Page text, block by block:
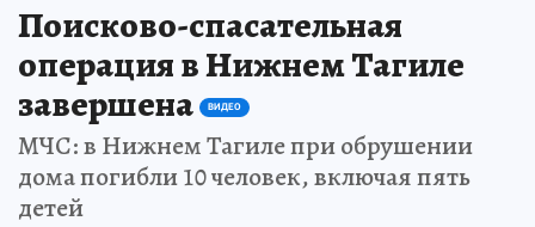
Поисково-спасательная
операция в Нижнем Тагиле
завершена
ВИДЕО
МЧС: в Нижнем Тагиле при обрушении
дома погибли 10 человек, включая пять
детей